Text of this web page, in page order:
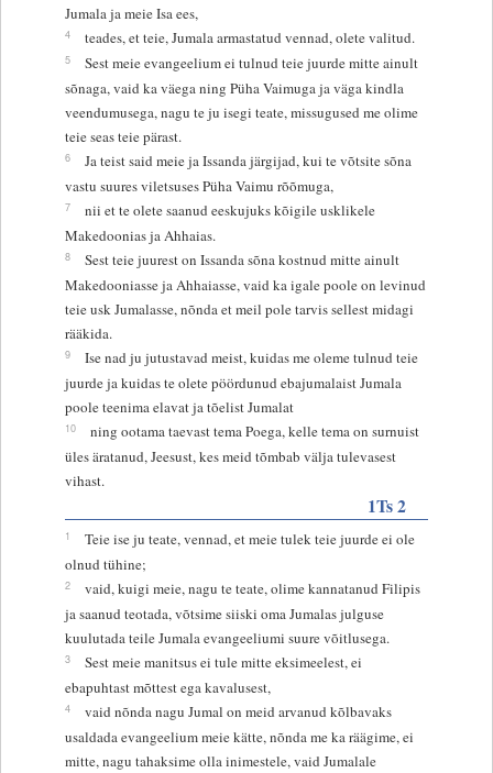
Jumala ja meie Isa ees,
4 teades, et teie, Jumala armastatud vennad, olete valitud.
5
Sest meie evangeelium ei tulnud teie juurde mitte ainult
sõnaga, vaid ka väega ning Püha Vaimuga ja väga kindla
veendumusega, nagu te ju isegi teate, missugused me olime
teie seas teie pärast.
6
Ja teist said meie ja Issanda järgijad, kui te võtsite sõna
vastu suures viletsuses Püha Vaimu rõõmuga,
7
nii et te olete saanud eeskujuks kõigile usklikele
Makedoonias ja Ahhaias.
8
Sest teie juurest on Issanda sõna kostnud mitte ainult
Makedooniasse ja Ahhaiasse, vaid ka igale poole on levinud
teie usk Jumalasse, nõnda et meil pole tarvis sellest midagi
rääkida.
9
Ise nad ju jutustavad meist, kuidas me oleme tulnud teie
juurde ja kuidas te olete pöördunud ebajumalaist Jumala
poole teenima elavat ja tõelist Jumalat
10
ning ootama taevast tema Poega, kelle tema on surnuist
üles äratanud, Jeesust, kes meid tõmbab välja tulevasest
vihast.
1Ts 2
1
Teie ise ju teate, vennad, et meie tulek teie juurde ei ole
olnud tühine;
2
vaid, kuigi meie, nagu te teate, olime kannatanud Filipis
ja saanud teotada, võtsime siiski oma Jumalas julguse
kuulutada teile Jumala evangeeliumi suure võitlusega.
3
Sest meie manitsus ei tule mitte eksimeelest, ei
ebapuhtast mõttest ega kavalusest,
4
vaid nõnda nagu Jumal on meid arvanud kõlbavaks
usaldada evangeelium meie kätte, nõnda me ka räägime, ei
mitte, nagu tahaksime olla inimestele, vaid Jumalale